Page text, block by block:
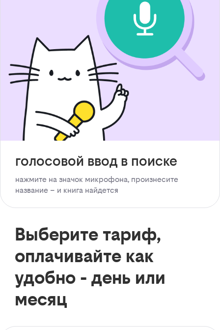
голосовой ввод в поиске
нажмите на значок микрофона, произнесите
название – и книга найдется
Выберите тариф,
оплачивайте как
удобно - день или
месяц